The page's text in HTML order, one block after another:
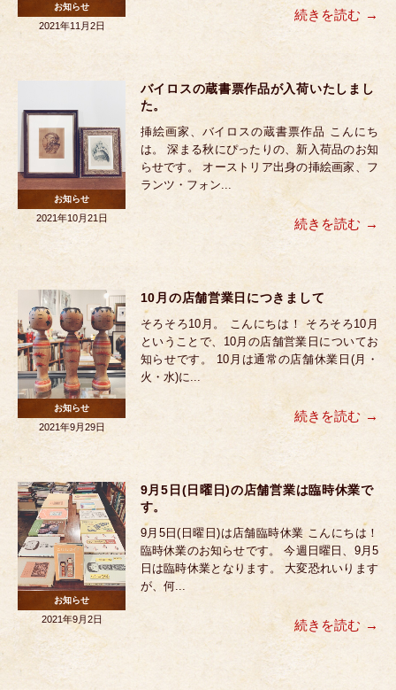
続きを読む
お知らせ
2021年11月2日
バイロスの蔵書票作品が入荷いたしまし
た。
挿絵画家、バイロスの蔵書票作品 こんにち
は。 深まる秋にぴったりの、新入荷品のお知
らせです。 オーストリア出身の挿絵画家、フ
ランツ・フォン...
続きを読む
お知らせ
2021年10月21日
10月の店舗営業日につきまして
そろそろ10月。 こんにちは！ そろそろ10月
ということで、10月の店舗営業日についてお
知らせです。 10月は通常の店舗休業日(月・
火・水)に...
続きを読む
お知らせ
2021年9月29日
9月5日(日曜日)の店舗営業は臨時休業で
す。
9月5日(日曜日)は店舗臨時休業 こんにちは！
臨時休業のお知らせです。 今週日曜日、9月5
日は臨時休業となります。 大変恐れいります
が、何...
続きを読む
お知らせ
2021年9月2日